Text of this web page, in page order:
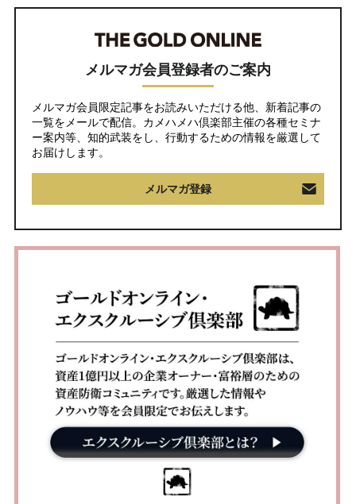
メルマガ会員登録者のご案内
メルマガ会員限定記事をお読みいただける他、新着記事の
一覧をメールで配信。カメハメハ倶楽部主催の各種セミナ
ー案内等、知的武装をし、行動するための情報を厳選して
お届けします。
メルマガ登録